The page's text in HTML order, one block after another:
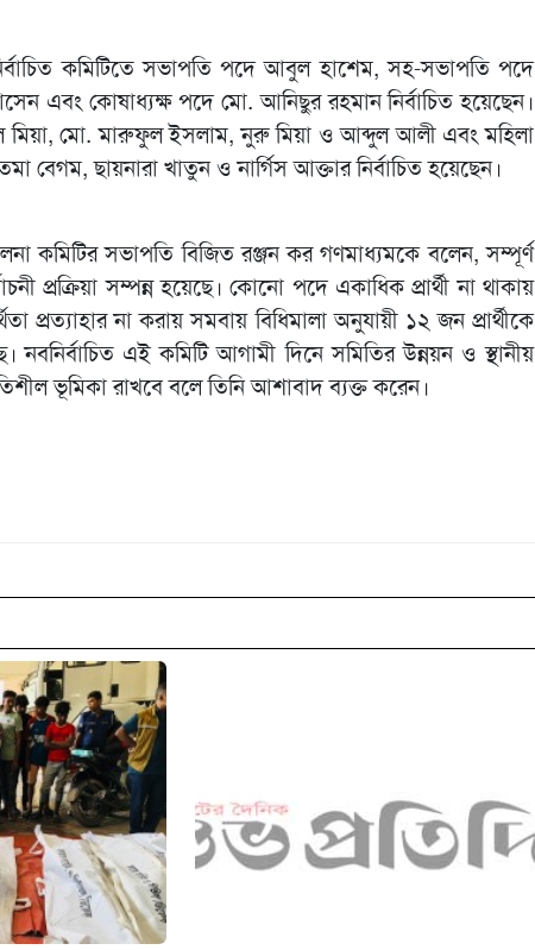
কমিটিতে সভাপতি পদে আবুল হাশেম, সহ-সভাপতি পদে
এবং কোষাধ্যক্ষ পদে মো. আনিছুর রহমান নির্বাচিত হয়েছেন।
মিয়া, মো. মারুফুল ইসলাম, নুরু মিয়া ও আব্দুল আলী এবং মহিলা
বেগম, ছায়নারা খাতুন ও নার্গিস আক্তার নির্বাচিত হয়েছেন।
কমিটির সভাপতি বিজিত রঞ্জন কর গণমাধ্যমকে বলেন, সম্পূর্ণ
প্রক্রিয়া সম্পন্ন হয়েছে। কোনো পদে একাধিক প্রার্থী না থাকায়
প্রত্যাহার না করায় সমবায় বিধিমালা অনুযায়ী ১২ জন প্রার্থীকে
নবনির্বাচিত এই কমিটি আগামী দিনে সমিতির উন্নয়ন ও স্থানীয়
ভূমিকা রাখবে বলে তিনি আশাবাদ ব্যক্ত করেন।